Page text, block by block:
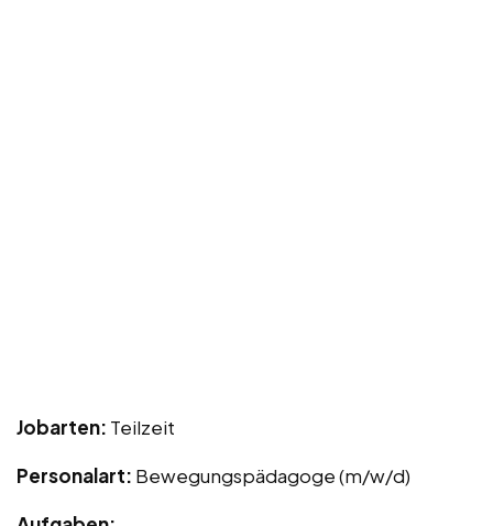
Jobarten: Teilzeit
Personalart: Bewegungspädagoge (m/w/d)